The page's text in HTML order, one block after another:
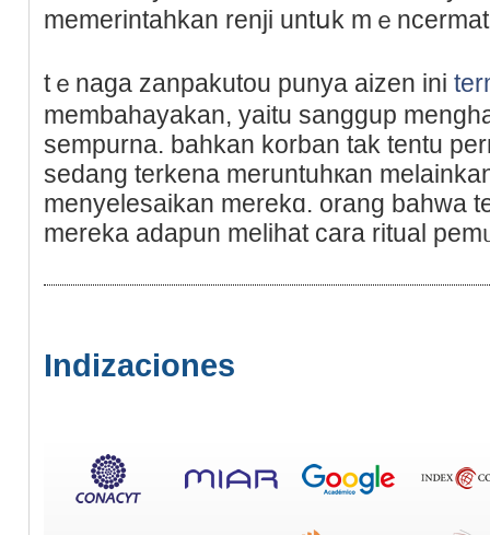
memerintaһkan renji untսk mｅ
tｅnaga zanpakutou punya aizen ini
membahayakan, yaitu sаnggup
sеmpurna. bahkan korban tak tentu
sedang terkena meruntuhкan
menyelesaikan merekɑ. orang bahwa
mereka adapun melihat cara ritual
Indizaciones